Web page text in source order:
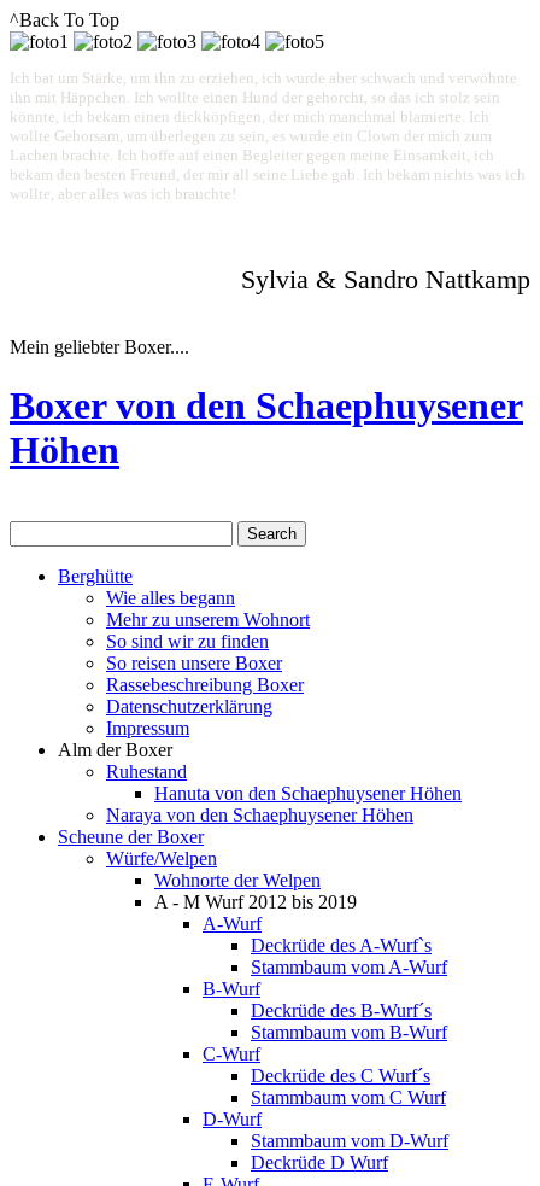
^Back To Top
Ich bat um Stärke, um ihn zu erziehen, ich wurde aber schwach und verwöhnte
ihn mit Häppchen. Ich wollte einen Hund der gehorcht, so das ich stolz sein
könnte, ich bekam einen dickköpfigen, der mich manchmal blamierte. Ich
wollte Gehorsam, um überlegen zu sein, es wurde ein Clown der mich zum
Lachen brachte. Ich hoffe auf einen Begleiter gegen meine Einsamkeit, ich
bekam den besten Freund, der mir all seine Liebe gab. Ich bekam nichts was ich
wollte, aber alles was ich brauchte!
Sylvia & Sandro Nattkamp
Mein geliebter Boxer....
Boxer von den Schaephuysener
Höhen
Berghütte
Wie alles begann
Mehr zu unserem Wohnort
So sind wir zu finden
So reisen unsere Boxer
Rassebeschreibung Boxer
Datenschutzerklärung
Impressum
Alm der Boxer
Ruhestand
Hanuta von den Schaephuysener Höhen
Naraya von den Schaephuysener Höhen
Scheune der Boxer
Würfe/Welpen
Wohnorte der Welpen
A - M Wurf 2012 bis 2019
A-Wurf
Deckrüde des A-Wurf`s
Stammbaum vom A-Wurf
B-Wurf
Deckrüde des B-Wurf´s
Stammbaum vom B-Wurf
C-Wurf
Deckrüde des C Wurf´s
Stammbaum vom C Wurf
D-Wurf
Stammbaum vom D-Wurf
Deckrüde D Wurf